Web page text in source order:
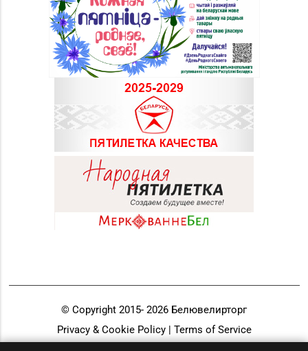
© Copyright 2015- 2026 Белювелирторг
Privacy & Cookie Policy | Terms of Service